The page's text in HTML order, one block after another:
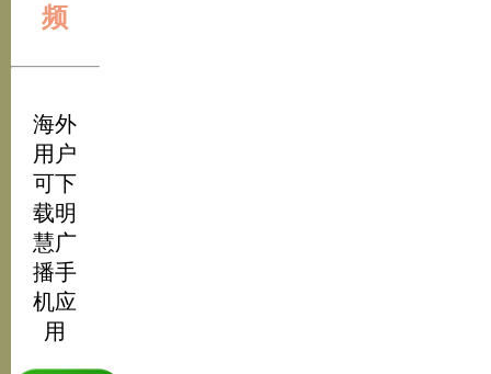
频
海外
用户
可下
载明
慧广
播手
机应
用